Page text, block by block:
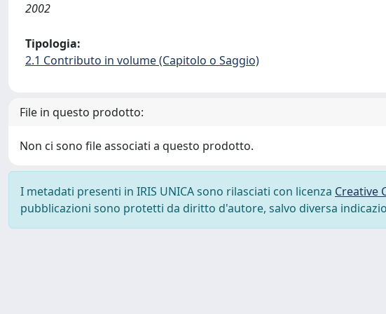
2002
Tipologia:
2.1 Contributo in volume (Capitolo o Saggio)
File in questo prodotto:
Non ci sono file associati a questo prodotto.
I metadati presenti in IRIS UNICA sono rilasciati con licenza Creative
pubblicazioni sono protetti da diritto d'autore, salvo diversa